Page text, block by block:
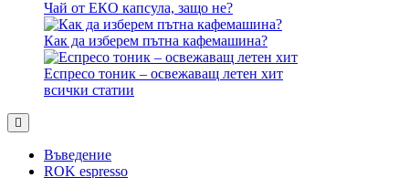
Чай от ЕКО капсула, защо не?
Как да изберем пътна кафемашина?
Еспресо тоник – освежаващ летен хит
всички статии
Въведение
ROK espresso